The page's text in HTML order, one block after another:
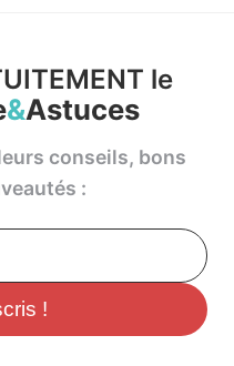
le
&Astuces
conseils, bons
:
!